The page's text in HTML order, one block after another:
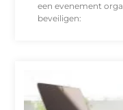
een evenement
beveiligen: